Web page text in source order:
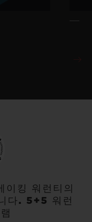
이킹 워런티의
다. 5+5 워런